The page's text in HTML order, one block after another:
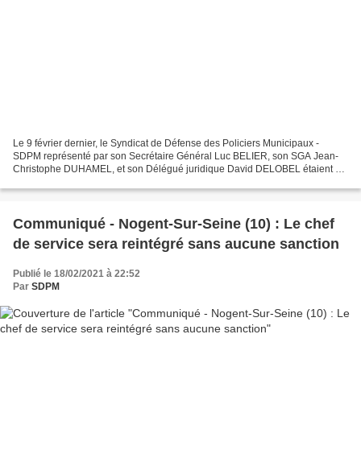
Le 9 février dernier, le Syndicat de Défense des Policiers Municipaux -
SDPM représenté par son Secrétaire Général Luc BELIER, son SGA Jean-
Christophe DUHAMEL, et son Délégué juridique David DELOBEL étaient en
Communiqué - Nogent-Sur-Seine (10) : Le chef
de service sera reintégré sans aucune sanction
Publié le 18/02/2021 à 22:52
Par SDPM